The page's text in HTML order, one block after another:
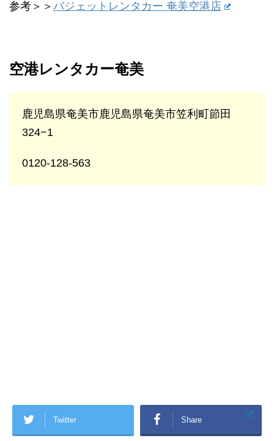
参考＞＞ バジェットレンタカー 奄美空港店
空港レンタカー奄美
鹿児島県奄美市鹿児島県奄美市笠利町節田
324−1
0120-128-563
Twitter Share